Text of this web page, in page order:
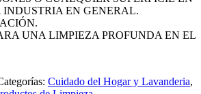
EN GENERAL.
UNA LIMPIEZA PROFUNDA EN EL
Cuidado del Hogar y Lavanderia,